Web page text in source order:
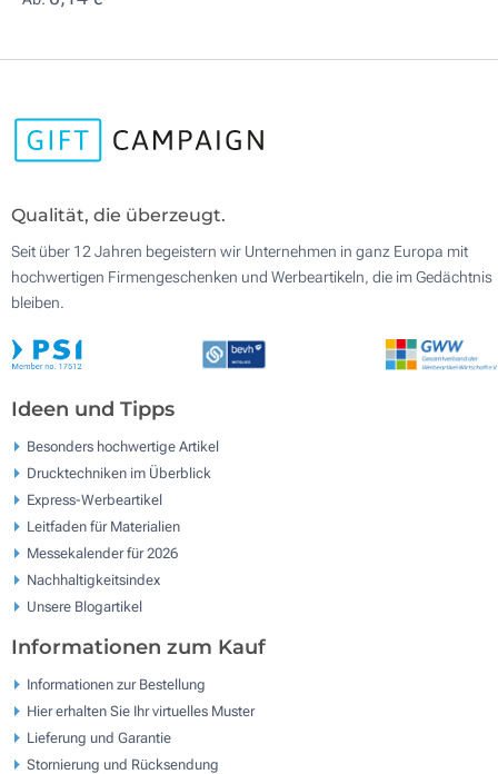
Qualität, die überzeugt.
Seit über 12 Jahren begeistern wir Unternehmen in ganz Europa mit
hochwertigen Firmengeschenken und Werbeartikeln, die im Gedächtnis
bleiben.
Ideen und Tipps
Besonders hochwertige Artikel
Drucktechniken im Überblick
Express-Werbeartikel
Leitfaden für Materialien
Messekalender für 2026
Nachhaltigkeitsindex
Unsere Blogartikel
Informationen zum Kauf
Informationen zur Bestellung
Hier erhalten Sie Ihr virtuelles Muster
Lieferung und Garantie
Stornierung und Rücksendung